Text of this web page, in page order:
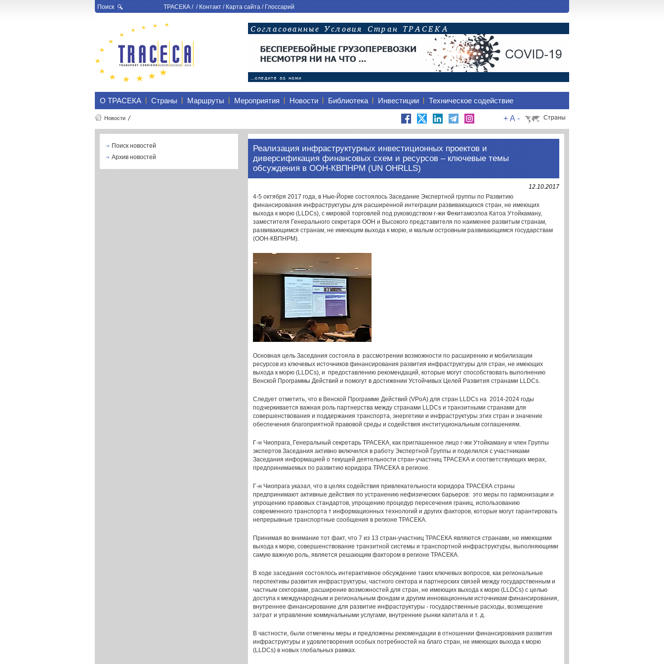
Поиск ТРАСЕКА/ /Контакт/Карта сайта/Глоссарий
О ТРАСЕКА Страны Маршруты Мероприятия Новости Библиотека Инвестиции Техническое содействие
Новости Страны
+ A -
Поиск новостей
Архив новостей
Реализация инфраструктурных инвестиционных проектов и
диверсификация финансовых схем и ресурсов – ключевые темы
обсуждения в ООН-КВПНРМ (UN OHRLLS)
12.10.2017
4-5 октября 2017 года, в Нью-Йорке состоялось Заседание Экспертной группы по Развитию
финансирования инфраструктуры для расширенной интеграции развивающихся стран, не имеющих
выхода к морю (LLDCs), с мировой торговлей под руководством г-жи Фекитамоэлоа Катоа Утойкаману,
заместителя Генерального секретаря ООН и Высокого представителя по наименее развитым странам,
развивающимся странам, не имеющим выхода к морю, и малым островным развивающимся государствам
(ООН-КВПНРМ).
Основная цель Заседания состояла в рассмотрении возможности по расширению и мобилизации
ресурсов из ключевых источников финансирования развития инфраструктуры для стран, не имеющих
выхода к морю (LLDCs), и предоставлению рекомендаций, которые могут способствовать выполнению
Венской Программы Действий и помогут в достижении Устойчивых Целей Развития странами LLDCs.
Следует отметить, что в Венской Программе Действий (VPoA) для стран LLDCs на 2014-2024 годы
подчеркивается важная роль партнерства между странами LLDCs и транзитными странами для
совершенствования и поддержания транспорта, энергетики и инфраструктуры этих стран и значение
обеспечения благоприятной правовой среды и содействия институциональным соглашениям.
Г-н Чиопрага, Генеральный секретарь ТРАСЕКА, как приглашенное лицо г-жи Утойкаману и член Группы
экспертов Заседания активно включился в работу Экспертной Группы и поделился с участниками
Заседания информацией о текущей деятельности стран-участниц ТРАСЕКА и соответствующих мерах,
предпринимаемых по развитию коридора ТРАСЕКА в регионе.
Г-н Чиопрага указал, что в целях содействия привлекательности коридора ТРАСЕКА страны
предпринимают активные действия по устранению нефизических барьеров: это меры по гармонизации и
упрощению правовых стандартов, упрощению процедур пересечения границ, использованию
современного транспорта т информационных технологий и других факторов, которые могут гарантировать
непрерывные транспортные сообщения в регионе ТРАСЕКА.
Принимая во внимание тот факт, что 7 из 13 стран-участниц ТРАСЕКА являются странами, не имеющими
выхода к морю, совершенствование транзитной системы и транспортной инфраструктуры, выполняющими
самую важную роль, является решающим фактором в регионе ТРАСЕКА.
В ходе заседания состоялось интерактивное обсуждение таких ключевых вопросов, как региональные
перспективы развития инфраструктуры, частного сектора и партнерских связей между государственным и
частным секторами, расширение возможностей для стран, не имеющих выхода к морю (LLDCs) с целью
доступа к международным и региональным фондам и другим инновационным источникам финансирования,
внутреннее финансирование для развитие инфраструктуры - государственные расходы, возмещение
затрат и управление коммунальными услугами, внутренние рынки капитала и т. д.
В частности, были отмечены меры и предложены рекомендации в отношении финансирования развития
инфраструктуры и удовлетворения особых потребностей на благо стран, не имеющих выхода к морю
(LLDCs) в новых глобальных рамках.